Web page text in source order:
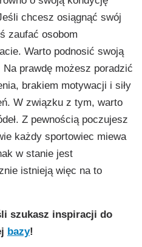
chcesz osiągnąć swój
zaufać osobom
Warto podnosić swoją
prawdę możesz poradzić
brakiem motywacji i siły
W związku z tym, warto
Z pewnością poczujesz
każdy sportowiec miewa
w stanie jest
istnieją więc na to
szukasz inspiracji do
bazy!